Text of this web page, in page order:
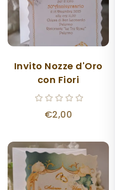
Invito Nozze d'Oro
con Fiori
€2,00